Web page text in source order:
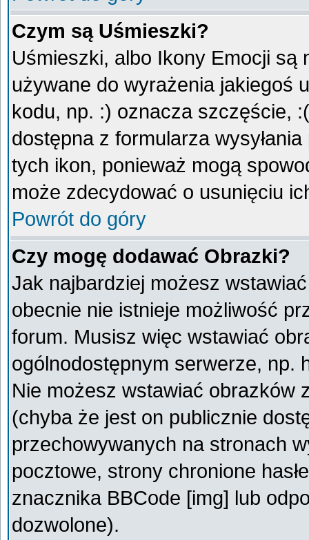
Czym są Uśmieszki?
Uśmieszki, albo Ikony Emocji są
używane do wyrażenia jakiegoś
kodu, np. :) oznacza szczęście,
dostępna z formularza
tych ikon, ponieważ mogą
może zdecydować o usunięciu
Powrót do góry
Czy mogę dodawać Obrazki?
Jak najbardziej możesz
obecnie nie istnieje możliwość
forum. Musisz więc wstawiać
ogólnodostępnym serwerze, np.
Nie możesz wstawiać obrazków
(chyba że jest on publicznie
przechowywanych na stronach
pocztowe, strony chronione
znacznika BBCode [img] lub
dozwolone).